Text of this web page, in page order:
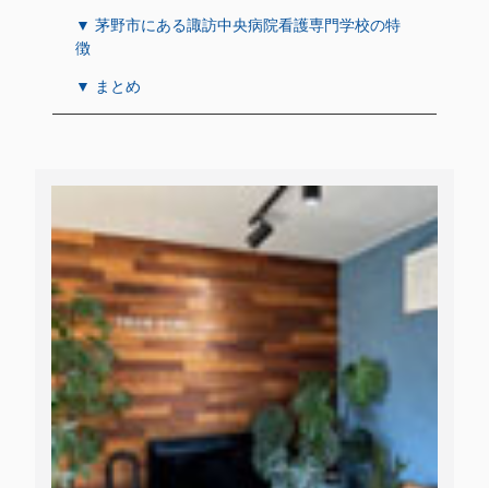
▼ 茅野市にある諏訪中央病院看護専門学校の特
徴
▼ まとめ